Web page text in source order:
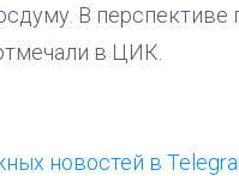
В перспективе
в ЦИК.
новостей в